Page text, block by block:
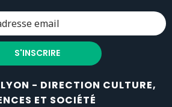
- DIRECTION CULTURE,
ET SOCIÉTÉ